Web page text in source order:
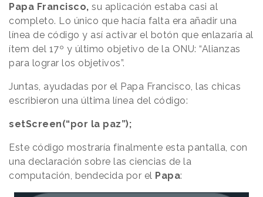
Papa Francisco, su aplicación estaba casi al
completo. Lo único que hacía falta era añadir una
línea de código y así activar el botón que enlazaría al
ítem del 17º y último objetivo de la ONU: “Alianzas
para lograr los objetivos”.
Juntas, ayudadas por el Papa Francisco, las chicas
escribieron una última línea del código:
setScreen(“por la paz”);
Este código mostraría finalmente esta pantalla, con
una declaración sobre las ciencias de la
computación, bendecida por el Papa: